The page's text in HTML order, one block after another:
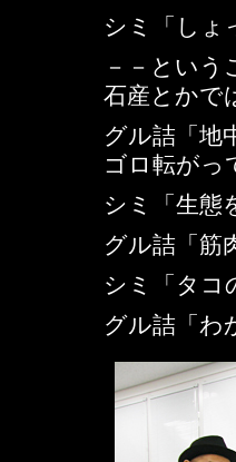
シミ「しょ
－－とい
石産とかで
グル詰「地
ゴロ転がっ
シミ「生態
グル詰「筋
シミ「タコ
グル詰「わ